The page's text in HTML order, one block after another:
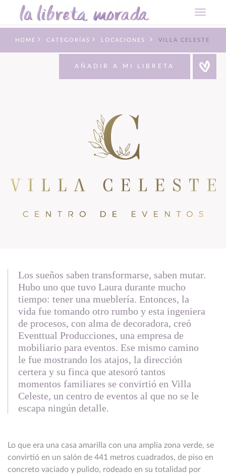
HOME CATEGORÍAS LOCACIONES VILLA CELESTE
AÑADIR A MI LIBRETA
Los sueños saben transformarse, saben mutar.
Hubo uno que tuvo Laura durante mucho
tiempo: tener una mueblería. Entonces, la
vida fue tomando otro rumbo y esta ingeniera
de procesos, con alma de decoradora, creó
Eventtual Producciones, una empresa de
mobiliario para eventos. Ese mismo camino
le fue mostrando los atajos, la dirección
certera y su finca que atesoró tantos
momentos familiares se convirtió en Villa
Celeste, un centro de eventos al que no se le
escapa ningún detalle.
Lo que era una casa amarilla con una amplia zona verde, se
convirtió en un salón de 441 metros cuadrados, de piso en
concreto vaciado y pulido, rodeado en su totalidad por